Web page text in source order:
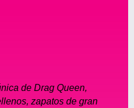
de Drag Queen,
zapatos de gran